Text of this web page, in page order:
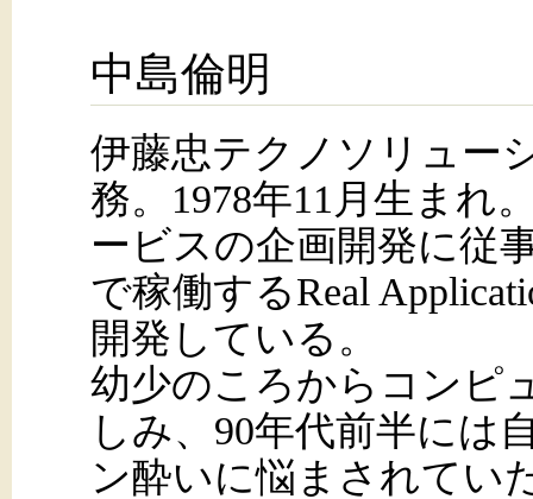
中島倫明
伊藤忠テクノソリュー
務。1978年11月生まれ
ービスの企画開発に従
で稼働するReal
開発している。
幼少のころからコンピ
しみ、90年代前半には
ン酔いに悩まされてい